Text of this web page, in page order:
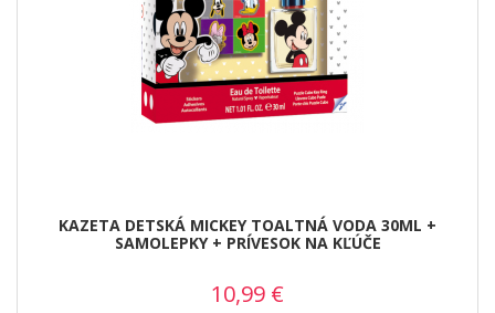
KAZETA DETSKÁ MICKEY TOALTNÁ VODA 30ML +
SAMOLEPKY + PRÍVESOK NA KĽÚČE
10,99 €